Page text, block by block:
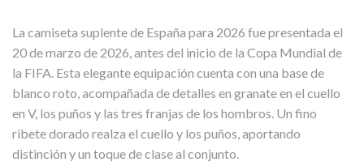
La camiseta suplente de España para 2026 fue presentada el
20 de marzo de 2026, antes del inicio de la Copa Mundial de
la FIFA. Esta elegante equipación cuenta con una base de
blanco roto, acompañada de detalles en granate en el cuello
en V, los puños y las tres franjas de los hombros. Un fino
ribete dorado realza el cuello y los puños, aportando
distinción y un toque de clase al conjunto.